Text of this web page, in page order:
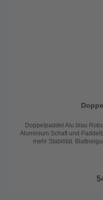
Doppelpaddel Alu blau
Aluminium Schaft und
mehr Stabilität.